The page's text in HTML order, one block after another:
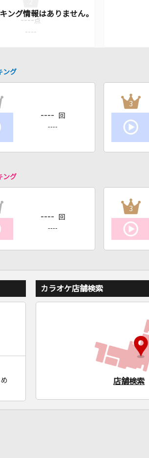
---- 点
----
ング
---- 回
----
3
ング
---- 回
----
3
カラオケ店舗検索
店舗検索